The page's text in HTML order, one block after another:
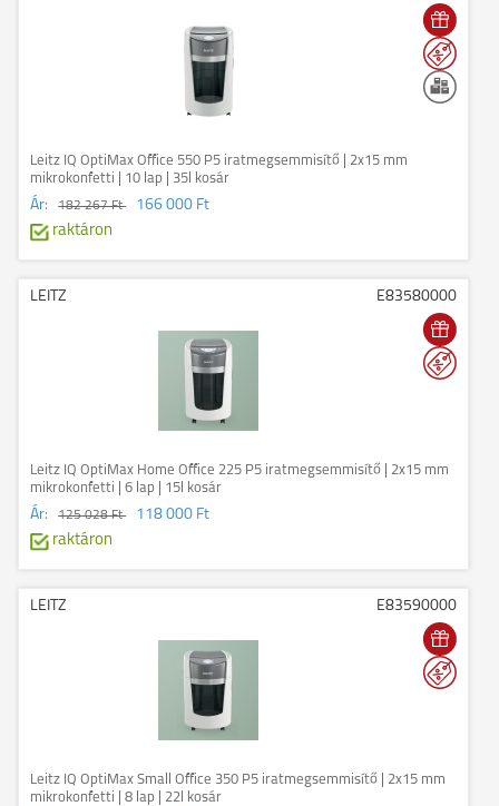
Leitz IQ OptiMax Office 550 P5 iratmegsemmisítő | 2x15 mm
mikrokonfetti | 10 lap | 35l kosár
Ár: 182 267 Ft
166 000 Ft
raktáron
LEITZ E83580000
Leitz IQ OptiMax Home Office 225 P5 iratmegsemmisítő | 2x15 mm
mikrokonfetti | 6 lap | 15l kosár
Ár: 125 028 Ft
118 000 Ft
raktáron
LEITZ E83590000
Leitz IQ OptiMax Small Office 350 P5 iratmegsemmisítő | 2x15 mm
mikrokonfetti | 8 lap | 22l kosár